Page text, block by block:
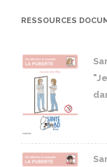
RESSOURCES